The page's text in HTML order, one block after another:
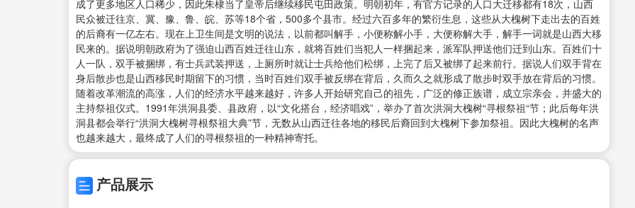
成了更多地区人口稀少，因此朱棣当了皇帝后继续移民屯田政策。明朝初年，有官方记录的人口大迁移都有18次，山西
民众被迁往京、冀、豫、鲁、皖、苏等18个省，500多个县市。经过六百多年的繁衍生息，这些从大槐树下走出去的百姓
的后裔有一亿左右。现在上卫生间是文明的说法，以前都叫解手，小便称解小手，大便称解大手，解手一词就是山西大移
民来的。据说明朝政府为了强迫山西百姓迁往山东，就将百姓们当犯人一样捆起来，派军队押送他们迁到山东。百姓们十
人一队，双手被捆绑，有士兵武装押送，上厕所时就让士兵给他们松绑，上完了后又被绑了起来前行。据说人们双手背在
身后散步也是山西移民时期留下的习惯，当时百姓们双手被反绑在背后，久而久之就形成了散步时双手放在背后的习惯。
随着改革潮流的高涨，人们的经济水平越来越好，许多人开始研究自己的祖先，广泛的修正族谱，成立宗亲会，并盛大的
主持祭祖仪式。1991年洪洞县委、县政府，以“文化搭台，经济唱戏”，举办了首次洪洞大槐树“寻根祭祖“节；此后每年洪
洞县都会举行“洪洞大槐树寻根祭祖大典”节，无数从山西迁往各地的移民后裔回到大槐树下参加祭祖。因此大槐树的名声
也越来越大，最终成了人们的寻根祭祖的一种精神寄托。
产品展示